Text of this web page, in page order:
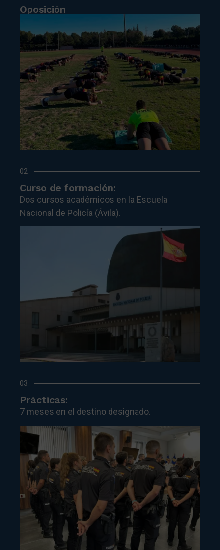
Oposición
02.
Curso de formación:
Dos cursos académicos en la Escuela
Nacional de Policía (Ávila).
03.
Prácticas:
7 meses en el destino designado.